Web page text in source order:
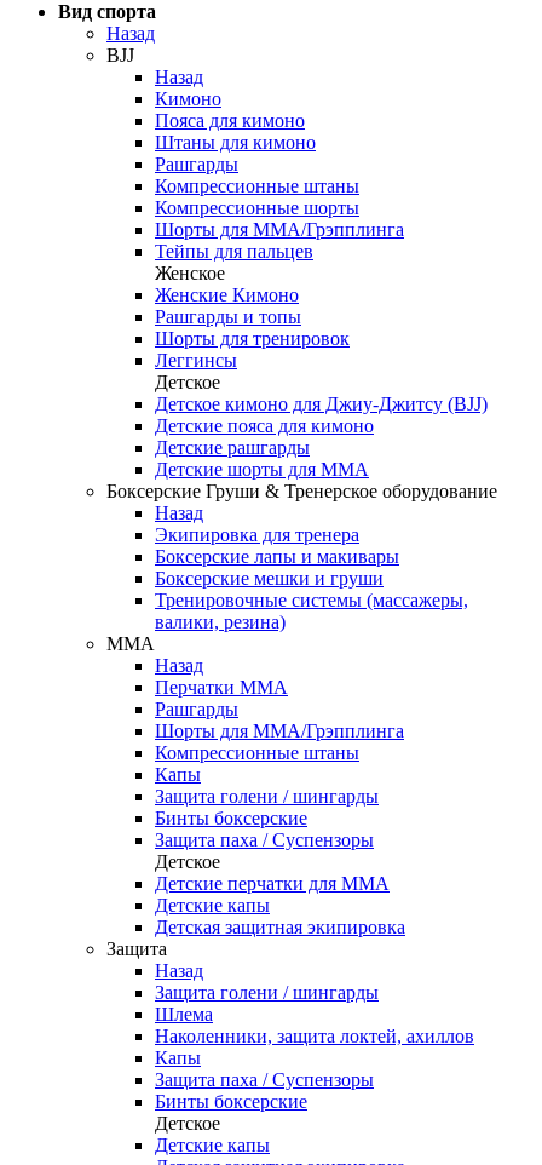
Вид спорта
Назад
BJJ
Назад
Кимоно
Пояса для кимоно
Штаны для кимоно
Рашгарды
Компрессионные штаны
Компрессионные шорты
Шорты для ММА/Грэпплинга
Тейпы для пальцев
Женское
Женские Кимоно
Рашгарды и топы
Шорты для тренировок
Леггинсы
Детское
Детское кимоно для Джиу-Джитсу (BJJ)
Детские пояса для кимоно
Детские рашгарды
Детские шорты для ММА
Боксерские Груши & Тренерское оборудование
Назад
Экипировка для тренера
Боксерские лапы и макивары
Боксерские мешки и груши
Тренировочные системы (массажеры,
валики, резина)
ММА
Назад
Перчатки ММА
Рашгарды
Шорты для ММА/Грэпплинга
Компрессионные штаны
Капы
Защита голени / шингарды
Бинты боксерские
Защита паха / Суспензоры
Детское
Детские перчатки для ММА
Детские капы
Детская защитная экипировка
Защита
Назад
Защита голени / шингарды
Шлема
Наколенники, защита локтей, ахиллов
Капы
Защита паха / Суспензоры
Бинты боксерские
Детское
Детские капы